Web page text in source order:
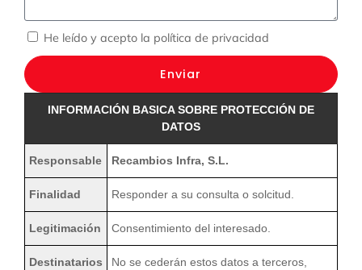
He leído y acepto la política de privacidad
Enviar
INFORMACIÓN BASICA SOBRE PROTECCIÓN DE
DATOS
Responsable Recambios Infra, S.L.
Finalidad Responder a su consulta o solcitud.
Legitimación Consentimiento del interesado.
Destinatarios No se cederán estos datos a terceros,